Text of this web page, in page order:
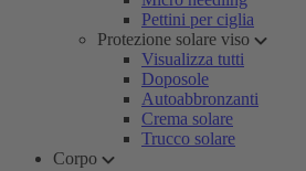
Pettini per ciglia
Protezione solare viso
Visualizza tutti
Doposole
Autoabbronzanti
Crema solare
Trucco solare
Corpo